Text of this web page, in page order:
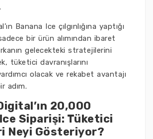
Banana Ice çılgınlığına yaptığı
bir ürün alımından ibaret
gelecekteki stratejilerini
tüketici davranışlarını
olacak ve rekabet avantajı
adım.
20,000
Siparişi: Tüketici
Neyi Gösteriyor?